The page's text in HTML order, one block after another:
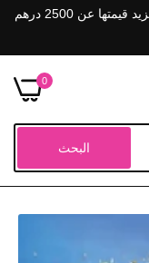
🚚 شحن مجاني في اليوم التالي للطلبات التي تزيد قيمتها عن 2500 درهم
0
البحث